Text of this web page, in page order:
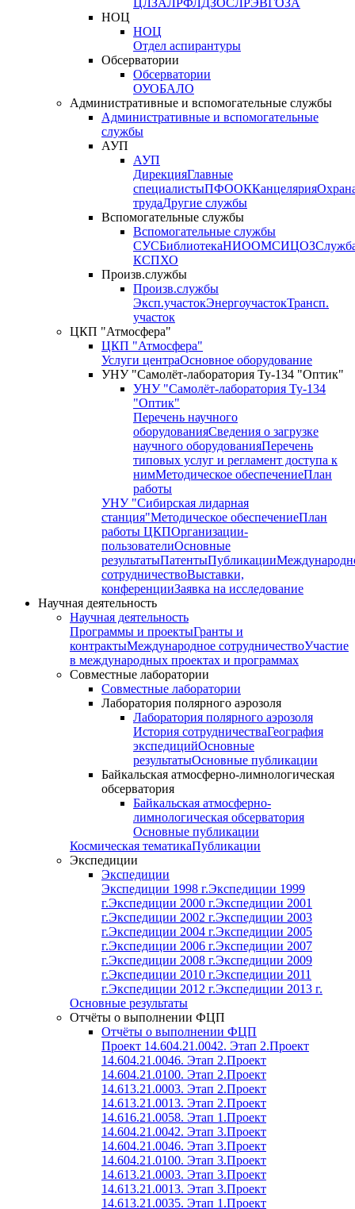
ЦЛЗАЛРФЛДЗОСЛРЭВГОЗА
НОЦ
НОЦ
Отдел аспирантуры
Обсерватории
Обсерватории
ОУОБАЛО
Административные и вспомогательные службы
Административные и вспомогательные
службы
АУП
АУП
ДирекцияГлавные
специалистыПФООККанцелярия
трудаДругие службы
Вспомогательные службы
Вспомогательные службы
СУСБиблиотекаНИООМСИЦОЗ
КСПХО
Произв.службы
Произв.службы
Эксп.участокЭнергоучастокТрансп.
участок
ЦКП "Атмосфера"
ЦКП "Атмосфера"
Услуги центраОсновное оборудование
УНУ "Самолёт-лаборатория Ту-134 "Оптик"
УНУ "Самолёт-лаборатория Ту-134
"Оптик"
Перечень научного
оборудованияСведения о загрузке
научного оборудованияПеречень
типовых услуг и регламент доступа к
нимМетодическое обеспечениеПлан
работы
УНУ "Сибирская лидарная
станция"Методическое обеспечениеПлан
работы ЦКПОрганизации-
пользователиОсновные
результатыПатентыПубликации
сотрудничествоВыставки,
конференцииЗаявка на исследование
Научная деятельность
Научная деятельность
Программы и проектыГранты и
контрактыМеждународное сотрудничествоУчастие
в международных проектах и программах
Совместные лаборатории
Совместные лаборатории
Лаборатория полярного аэрозоля
Лаборатория полярного аэрозоля
История сотрудничестваГеография
экспедицийОсновные
результатыОсновные публикации
Байкальская атмосферно-лимнологическая
обсерватория
Байкальская атмосферно-
лимнологическая обсерватория
Основные публикации
Космическая тематикаПубликации
Экспедиции
Экспедиции
Экспедиции 1998 г.Экспедиции 1999
г.Экспедиции 2000 г.Экспедиции 2001
г.Экспедиции 2002 г.Экспедиции 2003
г.Экспедиции 2004 г.Экспедиции 2005
г.Экспедиции 2006 г.Экспедиции 2007
г.Экспедиции 2008 г.Экспедиции 2009
г.Экспедиции 2010 г.Экспедиции 2011
г.Экспедиции 2012 г.Экспедиции 2013 г.
Основные результаты
Отчёты о выполнении ФЦП
Отчёты о выполнении ФЦП
Проект 14.604.21.0042. Этап 2.Проект
14.604.21.0046. Этап 2.Проект
14.604.21.0100. Этап 2.Проект
14.613.21.0003. Этап 2.Проект
14.613.21.0013. Этап 2.Проект
14.616.21.0058. Этап 1.Проект
14.604.21.0042. Этап 3.Проект
14.604.21.0046. Этап 3.Проект
14.604.21.0100. Этап 3.Проект
14.613.21.0003. Этап 3.Проект
14.613.21.0013. Этап 3.Проект
14.613.21.0035. Этап 1.Проект